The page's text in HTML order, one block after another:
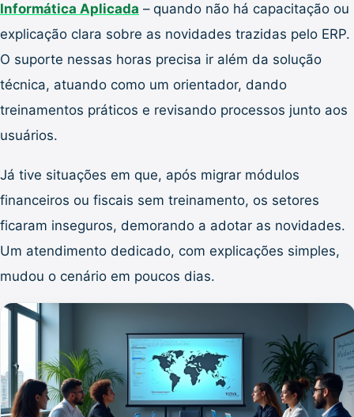
Informática Aplicada – quando não há capacitação ou
explicação clara sobre as novidades trazidas pelo ERP.
O suporte nessas horas precisa ir além da solução
técnica, atuando como um orientador, dando
treinamentos práticos e revisando processos junto aos
usuários.
Já tive situações em que, após migrar módulos
financeiros ou fiscais sem treinamento, os setores
ficaram inseguros, demorando a adotar as novidades.
Um atendimento dedicado, com explicações simples,
mudou o cenário em poucos dias.